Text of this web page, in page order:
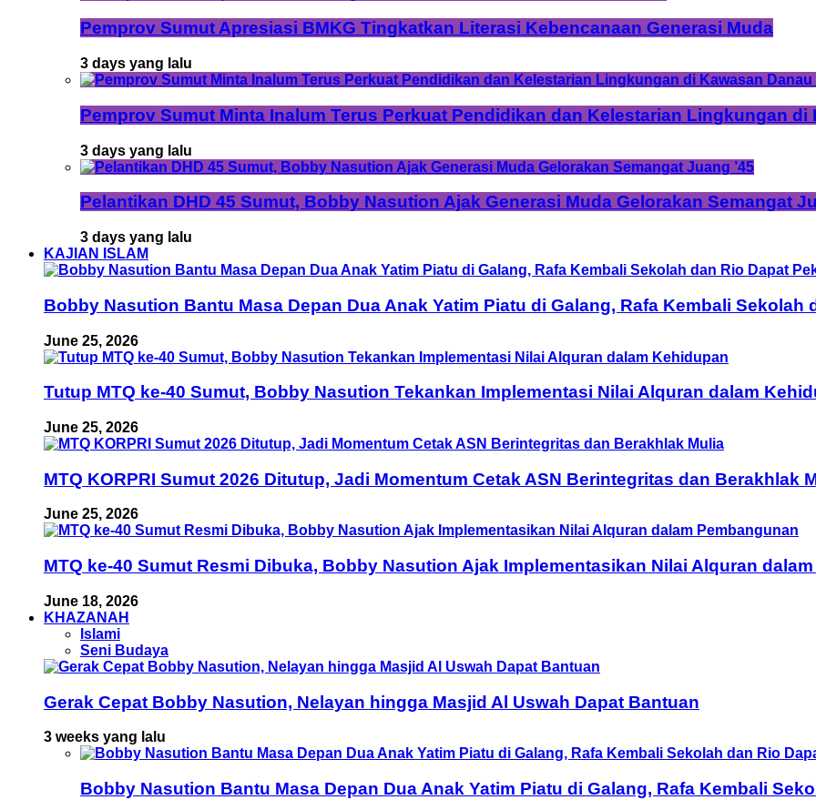
Pemprov Sumut Apresiasi BMKG Tingkatkan Literasi Kebencanaan Generasi Muda
3 days yang lalu
Pemprov Sumut Minta Inalum Terus Perkuat Pendidikan dan Kelestarian Lingkungan di
3 days yang lalu
Pelantikan DHD 45 Sumut, Bobby Nasution Ajak Generasi Muda Gelorakan Semangat
3 days yang lalu
KAJIAN ISLAM
Bobby Nasution Bantu Masa Depan Dua Anak Yatim Piatu di Galang, Rafa Kembali Sekolah
June 25, 2026
Tutup MTQ ke-40 Sumut, Bobby Nasution Tekankan Implementasi Nilai Alquran dalam
June 25, 2026
MTQ KORPRI Sumut 2026 Ditutup, Jadi Momentum Cetak ASN Berintegritas dan Berakhlak
June 25, 2026
MTQ ke-40 Sumut Resmi Dibuka, Bobby Nasution Ajak Implementasikan Nilai Alquran
June 18, 2026
KHAZANAH
Islami
Seni Budaya
Gerak Cepat Bobby Nasution, Nelayan hingga Masjid Al Uswah Dapat Bantuan
3 weeks yang lalu
Bobby Nasution Bantu Masa Depan Dua Anak Yatim Piatu di Galang, Rafa Kembali